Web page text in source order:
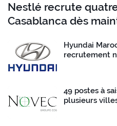
Nestlé recrute
Casablanca dès
Hyundai
recrutement
49 postes à
plusieurs